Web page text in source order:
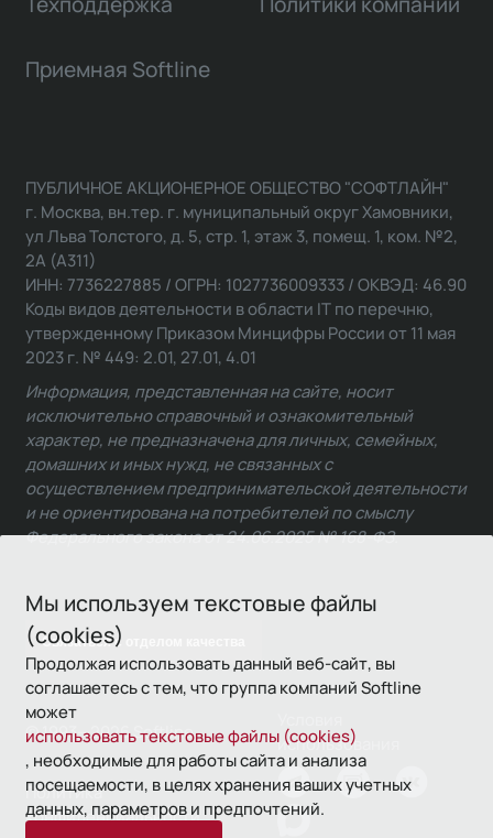
Мы используем текстовые файлы
(cookies)
Продолжая использовать данный веб-сайт, вы
соглашаетесь с тем, что группа компаний Softline
может
использовать текстовые файлы (cookies)
, необходимые для работы сайта и анализа
посещаемости, в целях хранения ваших учетных
данных, параметров и предпочтений.
Приемная Softline
Связаться с отделом качества
ПУБЛИЧНОЕ АКЦИОНЕРНОЕ ОБЩЕСТВО "СОФТЛАЙН"
г. Москва, вн.тер. г. муниципальный округ Хамовники,
ул Льва Толстого, д. 5, стр. 1, этаж 3, помещ. 1, ком. №2,
2А (А311)
ИНН: 7736227885 / ОГРН: 1027736009333 / ОКВЭД: 46.90
Коды видов деятельности в области IT по перечню,
утвержденному Приказом Минцифры России от 11 мая
2023 г. № 449: 2.01, 27.01, 4.01
Информация, представленная на сайте, носит
исключительно справочный и ознакомительный
характер, не предназначена для личных, семейных,
домашних и иных нужд, не связанных с
осуществлением предпринимательской деятельности
и не ориентирована на потребителей по смыслу
Федерального закона от 24.06.2025 № 168-ФЗ.
© 1993—2026 Softline
использования
Политика
конфиденциальности